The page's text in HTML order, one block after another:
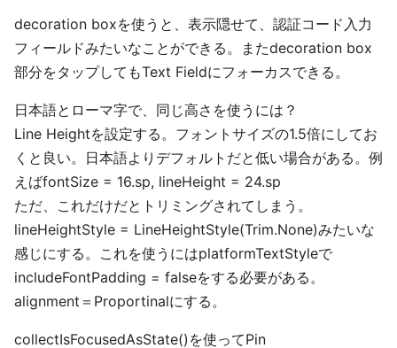
decoration boxを使うと、表示隠せて、認証コード入力
フィールドみたいなことができる。またdecoration box
部分をタップしてもText Fieldにフォーカスできる。
日本語とローマ字で、同じ高さを使うには？
Line Heightを設定する。フォントサイズの1.5倍にしてお
くと良い。日本語よりデフォルトだと低い場合がある。例
えばfontSize = 16.sp, lineHeight = 24.sp
ただ、これだけだとトリミングされてしまう。
lineHeightStyle = LineHeightStyle(Trim.None)みたいな
感じにする。これを使うにはplatformTextStyleで
includeFontPadding = falseをする必要がある。
alignment＝Proportinalにする。
collectIsFocusedAsState()を使ってPin